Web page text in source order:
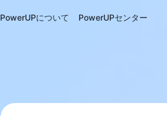
PowerUPについて PowerUPセンター